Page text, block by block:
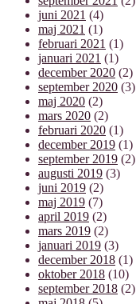
juni 2021 (4)
maj 2021 (1)
februari 2021 (1)
januari 2021 (1)
december 2020 (2)
september 2020 (3)
maj 2020 (2)
mars 2020 (2)
februari 2020 (1)
december 2019 (1)
september 2019 (2)
augusti 2019 (3)
juni 2019 (2)
maj 2019 (7)
april 2019 (2)
mars 2019 (2)
januari 2019 (3)
december 2018 (1)
oktober 2018 (10)
september 2018 (2)